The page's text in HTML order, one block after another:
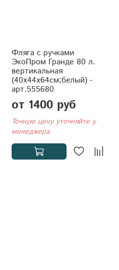
Фляга с ручками
ЭкоПром Гранде 80 л.
вертикальная
(40x44x64см;белый) -
арт.555680
от 1400 руб
Точную цену уточняйте у
менеджера